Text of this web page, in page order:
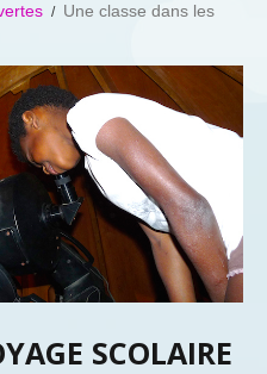
Une classe dans les
SCOLAIRE